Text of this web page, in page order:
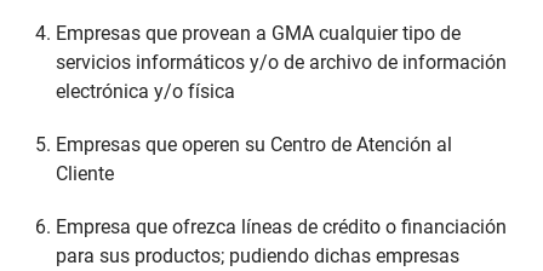
Empresas que provean a GMA cualquier tipo de
servicios informáticos y/o de archivo de información
electrónica y/o física
Empresas que operen su Centro de Atención al
Cliente
Empresa que ofrezca líneas de crédito o financiación
para sus productos; pudiendo dichas empresas